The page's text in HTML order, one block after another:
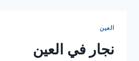
العين
نجار في العين